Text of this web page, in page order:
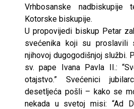
Vrhbosanske
Kotorske biskupije.
U propovijedi biskup Petar
svećenika koji su proslavili
njihovoj dugogodišnjoj službi.
sv. pape Ivana Pavla II.:
otajstvo.” Svećenici
desetljeća pošli – kako se
nekada u svetoj misi: “Ad